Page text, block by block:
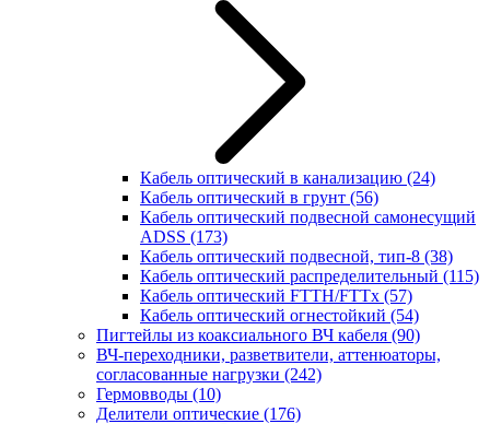
Кабель оптический в канализацию (24)
Кабель оптический в грунт (56)
Кабель оптический подвесной самонесущий
ADSS (173)
Кабель оптический подвесной, тип-8 (38)
Кабель оптический распределительный (115)
Кабель оптический FTTH/FTTx (57)
Кабель оптический огнестойкий (54)
Пигтейлы из коаксиального ВЧ кабеля (90)
ВЧ-переходники, разветвители, аттенюаторы,
согласованные нагрузки (242)
Гермовводы (10)
Делители оптические (176)